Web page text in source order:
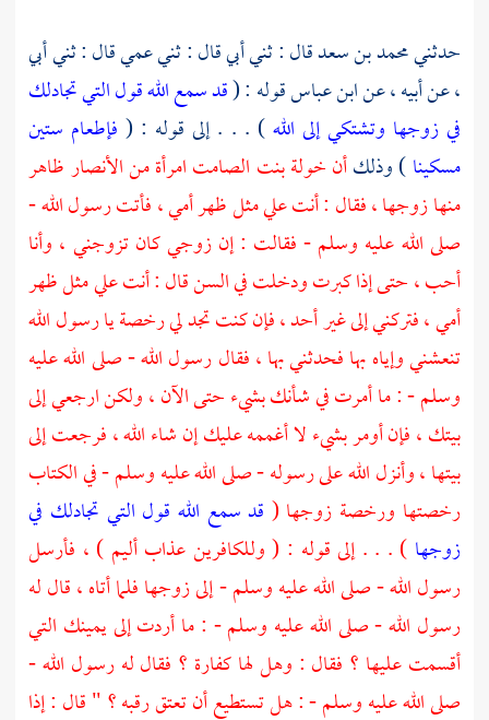
حدثنيمحمد بن سعدقال : ثني أبي قال : ثني عمي قال : ثني أبي
، عن أبيه ، عنابن عباسقوله : (قد سمع الله قول التي تجادلك
في زوجها وتشتكي إلى الله) . . . إلى قوله : ( فإطعام ستين
مسكينا) وذلكأنخولة بنت الصامت امرأة من الأنصارظاهر
منها زوجها ، فقال : أنت علي مثل ظهر أمي ، فأتت رسول الله -
صلى الله عليه وسلم - فقالت : إن زوجي كان تزوجني ، وأنا
أحب ، حتى إذا كبرت ودخلت في السن قال : أنت علي مثل ظهر
أمي ، فتركني إلى غير أحد ، فإن كنت تجد لي رخصة يا رسول الله
تنعشني وإياه بها فحدثني بها ، فقال رسول الله - صلى الله عليه
وسلم - : ما أمرت في شأنك بشيء حتى الآن ، ولكن ارجعي إلى
بيتك ، فإن أومر بشيء لا أغممه عليك إن شاء الله ، فرجعت إلى
بيتها ، وأنزل الله على رسوله - صلى الله عليه وسلم - في الكتاب
رخصتها ورخصة زوجها ( قد سمع الله قول التي تجادلك في
زوجها ) . . . إلى قوله : ( وللكافرين عذاب أليم ) ، فأرسل
رسول الله - صلى الله عليه وسلم - إلى زوجها فلما أتاه ، قال له
رسول الله - صلى الله عليه وسلم - : ما أردت إلى يمينك التي
أقسمت عليها ؟ فقال : وهل لها كفارة ؟ فقال له رسول الله -
صلى الله عليه وسلم - : هل تستطيع أن تعتق رقبه ؟ " قال : إذا